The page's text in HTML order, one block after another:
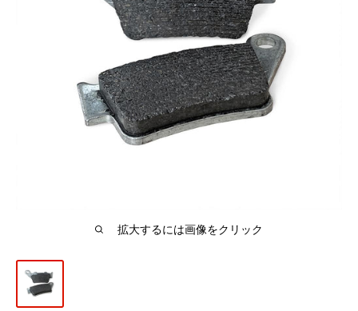
拡大するには画像をクリック